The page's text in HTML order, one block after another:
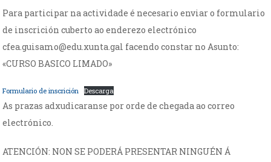
Para participar na actividade é necesario enviar o formulario
de inscrición cuberto ao enderezo electrónico
cfea.guisamo@edu.xunta.gal facendo constar no Asunto:
«CURSO BASICO LIMADO»
Formulario de inscrición Descarga
As prazas adxudicaranse por orde de chegada ao correo
electrónico.
ATENCIÓN: NON SE PODERÁ PRESENTAR NINGUÉN Á